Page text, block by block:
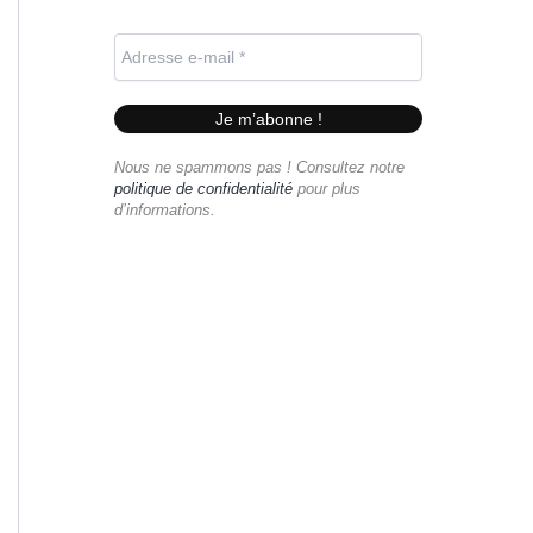
Nous ne spammons pas ! Consultez notre
politique de confidentialité pour plus
d’informations.